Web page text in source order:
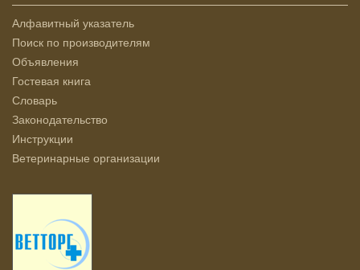
Алфавитный указатель
Поиск по производителям
Объявления
Гостевая книга
Словарь
Законодательство
Инструкции
Ветеринарные организации